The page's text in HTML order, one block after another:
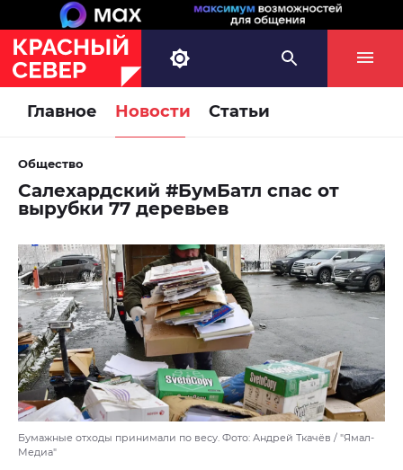
Главное Новости Статьи
Общество
Салехардский #БумБатл спас от
вырубки 77 деревьев
Бумажные отходы принимали по весу. Фото: Андрей Ткачёв / "Ямал-
Медиа"